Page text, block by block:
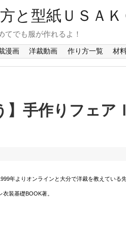
てでも服が作れるよ！
漫画 洋裁動画 作り方一覧 材
】手作りフェア
年よりオンラインと大分で洋裁を教えている
装基礎BOOK著。